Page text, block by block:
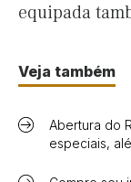
equipada
Veja também
Abertura do
especiais,